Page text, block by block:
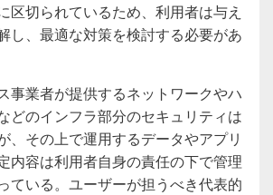
区切られているため、利用者は与え
し、最適な対策を検討する必要があ
事業者が提供するネットワークやハ
どのインフラ部分のセキュリティは
、その上で運用するデータやアプリ
内容は利用者自身の責任の下で管理
ている。ユーザーが担うべき代表的